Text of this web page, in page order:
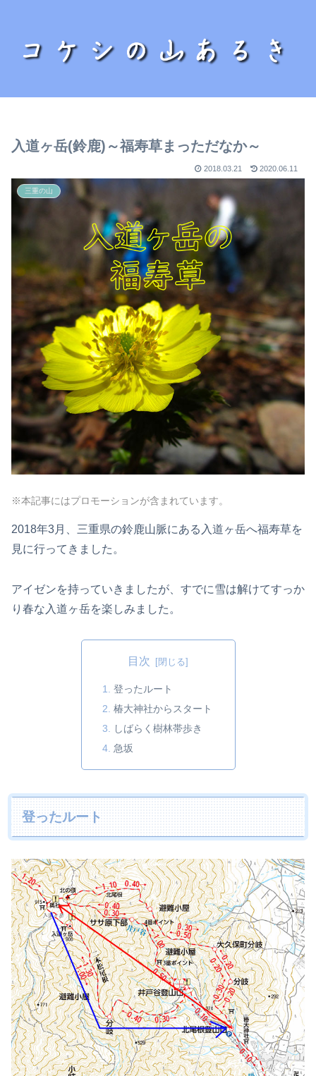
入道ヶ岳(鈴鹿)～福寿草まっただなか～
2018.03.21 2020.06.11
三重の山
※本記事にはプロモーションが含まれています。
2018年3月、三重県の鈴鹿山脈にある入道ヶ岳へ福寿草を
見に行ってきました。
アイゼンを持っていきましたが、すでに雪は解けてすっか
り春な入道ヶ岳を楽しみました。
目次
登ったルート
椿大神社からスタート
しばらく樹林帯歩き
急坂
登ったルート